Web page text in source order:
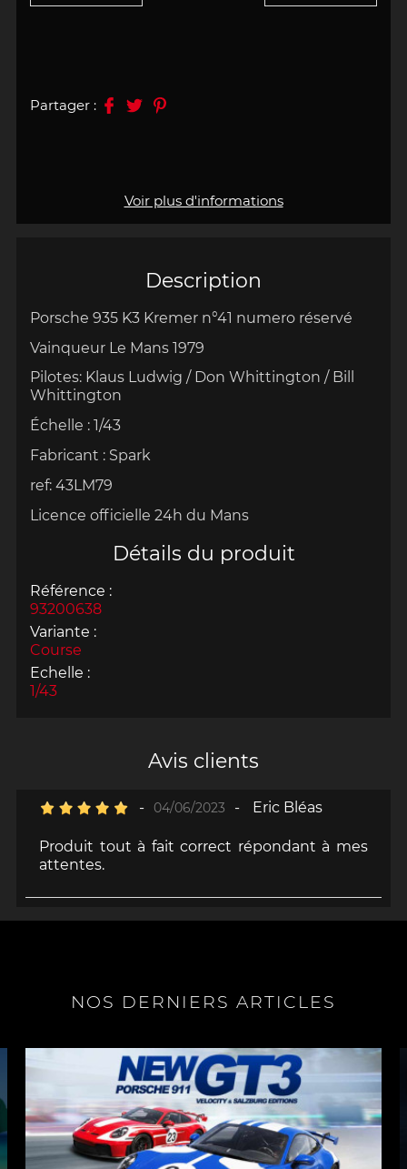
Description
Porsche 935 K3 Kremer n°41 numero réservé
Vainqueur Le Mans 1979
Pilotes: Klaus Ludwig / Don Whittington / Bill
Whittington
Échelle : 1/43
Fabricant : Spark
ref: 43LM79
Licence officielle 24h du Mans
Détails du produit
Référence :
93200638
Variante :
Course
Echelle :
1/43
Voir plus d'informations
Partager :
Avis clients
- 04/06/2023 - Eric Bléas
Produit tout à fait correct répondant à mes
attentes.
NOS DERNIERS ARTICLES